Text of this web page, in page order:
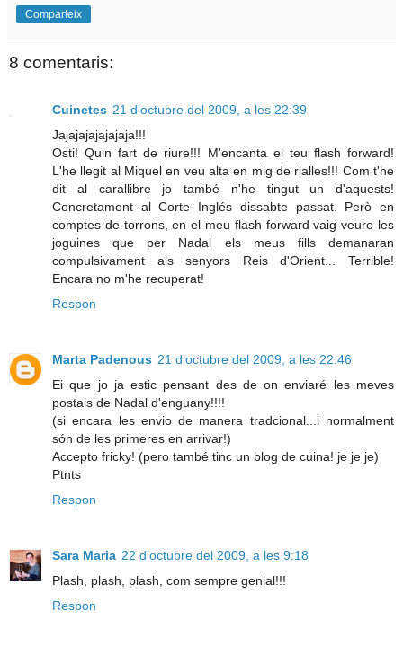
Comparteix
8 comentaris:
Cuinetes 21 d’octubre del 2009, a les 22:39
Jajajajajajajaja!!!
Osti! Quin fart de riure!!! M'encanta el teu flash forward!
L'he llegit al Miquel en veu alta en mig de rialles!!! Com t'he
dit al carallibre jo també n'he tingut un d'aquests!
Concretament al Corte Inglés dissabte passat. Però en
comptes de torrons, en el meu flash forward vaig veure les
joguines que per Nadal els meus fills demanaran
compulsivament als senyors Reis d'Orient... Terrible!
Encara no m'he recuperat!
Respon
Marta Padenous 21 d’octubre del 2009, a les 22:46
Ei que jo ja estic pensant des de on enviaré les meves
postals de Nadal d'enguany!!!!
(si encara les envio de manera tradcional...i normalment
són de les primeres en arrivar!)
Accepto fricky! (pero també tinc un blog de cuina! je je je)
Ptnts
Respon
Sara Maria 22 d’octubre del 2009, a les 9:18
Plash, plash, plash, com sempre genial!!!
Respon